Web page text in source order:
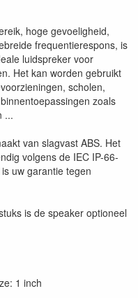
hoge gevoeligheid,
frequentierespons, is
luidspreker voor
Het kan worden gebruikt
scholen,
zoals
...
van slagvast ABS. Het
volgens de IEC IP-66-
uw garantie tegen
is de speaker optioneel
1 inch